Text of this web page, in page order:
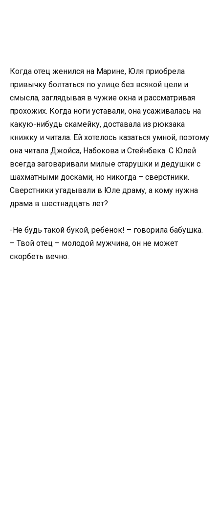
Когда отец женился на Марине, Юля приобрела
привычку болтаться по улице без всякой цели и
смысла, заглядывая в чужие окна и рассматривая
прохожих. Когда ноги уставали, она усаживалась на
какую-нибудь скамейку, доставала из рюкзака
книжку и читала. Ей хотелось казаться умной, поэтому
она читала Джойса, Набокова и Стейнбека. С Юлей
всегда заговаривали милые старушки и дедушки с
шахматными досками, но никогда – сверстники.
Сверстники угадывали в Юле драму, а кому нужна
драма в шестнадцать лет?
-Не будь такой букой, ребёнок! – говорила бабушка.
– Твой отец – молодой мужчина, он не может
скорбеть вечно.